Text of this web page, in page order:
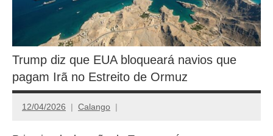
Trump diz que EUA bloqueará navios que
pagam Irã no Estreito de Ormuz
12/04/2026 Calango